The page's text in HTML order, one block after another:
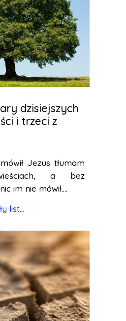
dzisiejszych
i trzeci z
Jezus tłumom
a bez
im nie mówił....
list...